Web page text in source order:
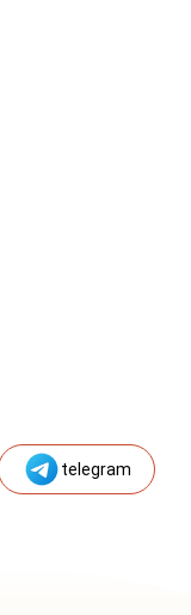
telegram